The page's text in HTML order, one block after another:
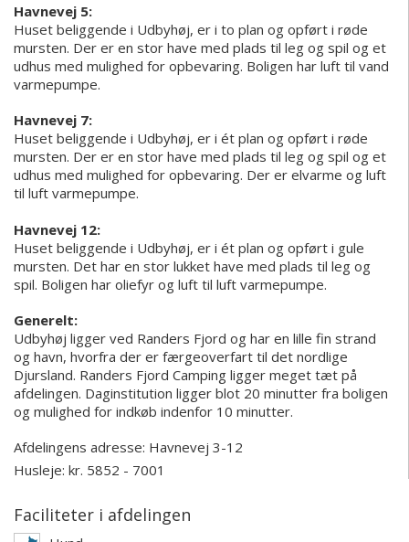
Havnevej 5:
Huset beliggende i Udbyhøj, er i to plan og opført i røde
mursten. Der er en stor have med plads til leg og spil og et
udhus med mulighed for opbevaring. Boligen har luft til vand
varmepumpe.
Havnevej 7:
Huset beliggende i Udbyhøj, er i ét plan og opført i røde
mursten. Der er en stor have med plads til leg og spil og et
udhus med mulighed for opbevaring. Der er elvarme og luft
til luft varmepumpe.
Havnevej 12:
Huset beliggende i Udbyhøj, er i ét plan og opført i gule
mursten. Det har en stor lukket have med plads til leg og
spil. Boligen har oliefyr og luft til luft varmepumpe.
Generelt:
Udbyhøj ligger ved Randers Fjord og har en lille fin strand
og havn, hvorfra der er færgeoverfart til det nordlige
Djursland. Randers Fjord Camping ligger meget tæt på
afdelingen. Daginstitution ligger blot 20 minutter fra boligen
og mulighed for indkøb indenfor 10 minutter.
Afdelingens adresse: Havnevej 3-12
Husleje: kr. 5852 - 7001
Faciliteter i afdelingen